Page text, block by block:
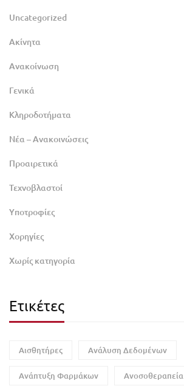
Uncategorized
Ακίνητα
Ανακοίνωση
Γενικά
Κληροδοτήματα
Νέα – Ανακοινώσεις
Προαιρετικά
Τεχνοβλαστοί
Υποτροφίες
Χορηγίες
Χωρίς κατηγορία
Ετικέτες
Αισθητήρες Ανάλυση Δεδομένων
Ανάπτυξη Φαρμάκων Ανοσοθεραπεία